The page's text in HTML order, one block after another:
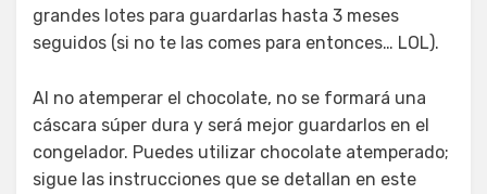
grandes lotes para guardarlas hasta 3 meses
seguidos (si no te las comes para entonces… LOL).
Al no atemperar el chocolate, no se formará una
cáscara súper dura y será mejor guardarlos en el
congelador. Puedes utilizar chocolate atemperado;
sigue las instrucciones que se detallan en este